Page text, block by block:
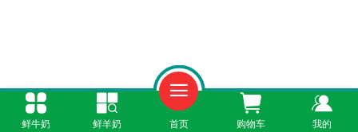
一、全场景订购管理功能
鲜牛奶 鲜羊奶 首页 购物车 我的